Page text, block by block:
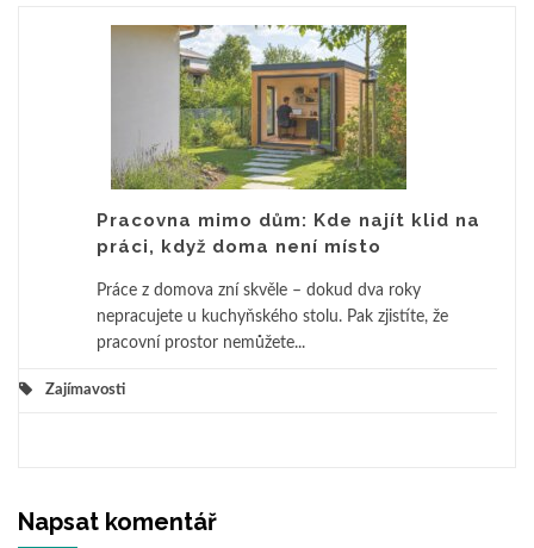
Pracovna mimo dům: Kde najít klid na
práci, když doma není místo
Práce z domova zní skvěle – dokud dva roky
nepracujete u kuchyňského stolu. Pak zjistíte, že
pracovní prostor nemůžete...
Zajímavosti
Napsat komentář